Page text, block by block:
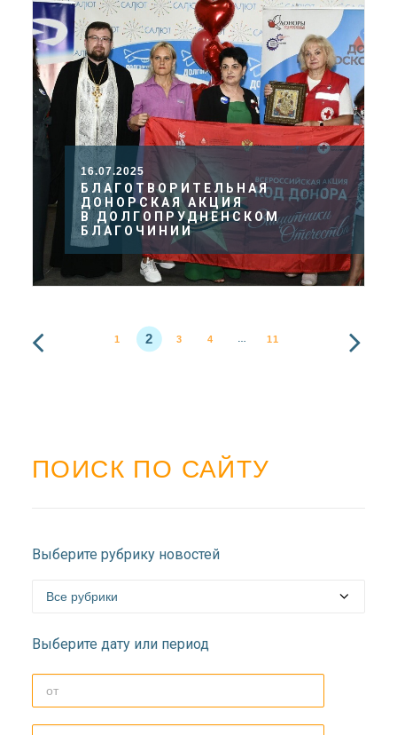
16.07.2025
БЛАГОТВОРИТЕЛЬНАЯ
ДОНОРСКАЯ АКЦИЯ
В ДОЛГОПРУДНЕНСКОМ
БЛАГОЧИНИИ
1 2 3 4 … 11
ПОИСК ПО САЙТУ
Выберите рубрику новостей
Выберите дату или период